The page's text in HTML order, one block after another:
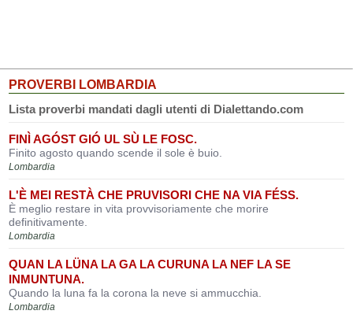
PROVERBI LOMBARDIA
Lista proverbi mandati dagli utenti di Dialettando.com
FINÌ AGÓST GIÓ UL SÙ LE FOSC.
Finito agosto quando scende il sole è buio.
Lombardia
L'È MEI RESTÀ CHE PRUVISORI CHE NA VIA FÉSS.
È meglio restare in vita provvisoriamente che morire
definitivamente.
Lombardia
QUAN LA LÜNA LA GA LA CURUNA LA NEF LA SE
INMUNTUNA.
Quando la luna fa la corona la neve si ammucchia.
Lombardia